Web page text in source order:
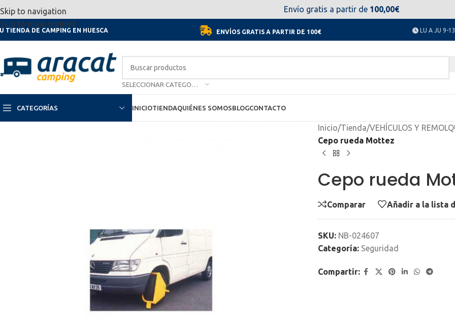
Skip to navigation
Skip to main content
Por motivo de las vacaciones, del día 11 al 23 de agosto no estaremos disponibles.
TIENDA DE CAMPING EN HUESCA ENVÍOS GRATIS A PARTIR DE 100€ LU A JU 9-
CATEGORÍAS INICIOTIENDAQUIÉNES SOMOSBLOGCONTACTO
Envío gratis a partir de 100,00€
Inicio/Tienda/VEHÍCULOS Y
Cepo rueda Mottez
Cepo rueda
Comparar Añadir a la lista
SKU: NB-024607
Categoría: Seguridad
Compartir: